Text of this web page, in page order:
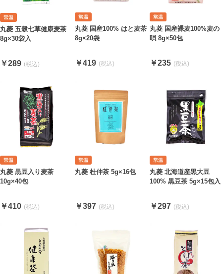
丸菱 五穀七草健康麦茶
8g×30袋入
￥289
丸菱 国産100% はと麦茶
8g×20袋
￥419
丸菱 国産裸麦100%麦の
唄 8g×50包
￥235
丸菱 黒豆入り麦茶
10g×40包
￥410
丸菱 杜仲茶 5g×16包
￥397
丸菱 北海道産黒大豆
100% 黒豆茶 5g×15包入
￥297